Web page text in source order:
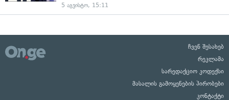
5 აგვისტო, 15:11
ჩვენ შესახებ
რეკლამა
სარედაქციო კოდექსი
მასალის გამოყენების პირობები
კონტაქტი